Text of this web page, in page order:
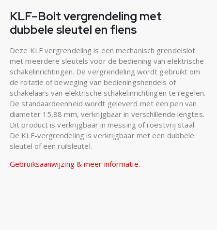
KLF–Bolt vergrendeling met
dubbele sleutel en flens
Deze KLF vergrendeling is een mechanisch grendelslot
met meerdere sleutels voor de bediening van elektrische
schakelinrichtingen. De vergrendeling wordt gebruikt om
de rotatie of beweging van bedieningshendels of
schakelaars van elektrische schakelinrichtingen te regelen.
De standaardeenheid wordt geleverd met een pen van
diameter 15,88 mm, verkrijgbaar in verschillende lengtes.
Dit product is verkrijgbaar in messing of roestvrij staal.
De KLF-vergrendeling is verkrijgbaar met een dubbele
sleutel of een ruilsleutel.
Gebruiksaanwijzing & meer informatie.